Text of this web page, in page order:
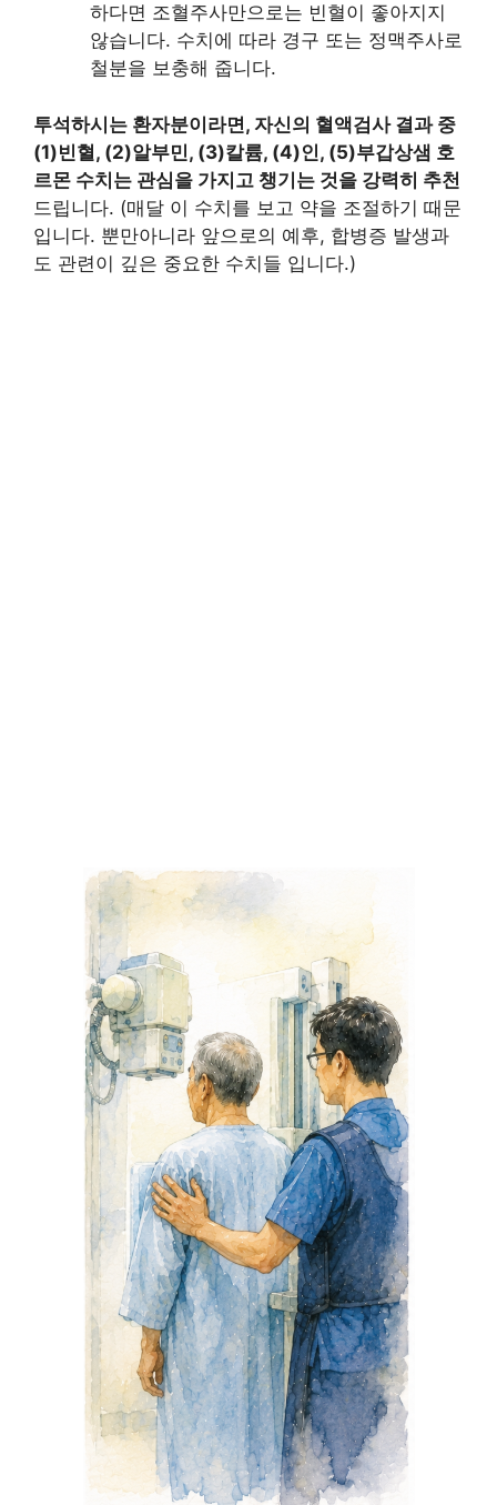
하다면 조혈주사만으로는 빈혈이 좋아지지
않습니다. 수치에 따라 경구 또는 정맥주사로
철분을 보충해 줍니다.
투석하시는 환자분이라면, 자신의 혈액검사 결과 중
(1)빈혈, (2)알부민, (3)칼륨, (4)인, (5)부갑상샘 호
르몬 수치는 관심을 가지고 챙기는 것을 강력히 추천
드립니다. (매달 이 수치를 보고 약을 조절하기 때문
입니다. 뿐만아니라 앞으로의 예후, 합병증 발생과
도 관련이 깊은 중요한 수치들 입니다.)